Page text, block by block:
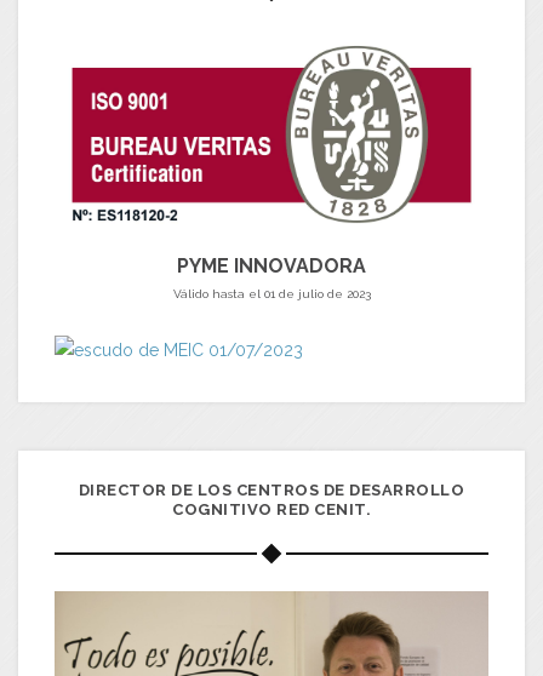
PYME INNOVADORA
Válido hasta el 01 de julio de 2023
DIRECTOR DE LOS CENTROS DE DESARROLLO
COGNITIVO RED CENIT.